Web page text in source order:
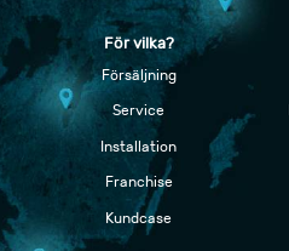
För vilka?
Försäljning
Service
Installation
Franchise
Kundcase